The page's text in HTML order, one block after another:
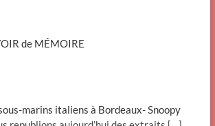
de MÉMOIRE
marins italiens à Bordeaux- Snoopy